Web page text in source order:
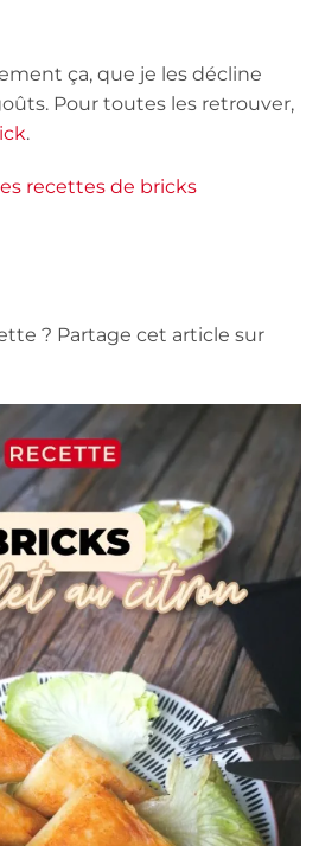
ça, que je les décline
Pour toutes les retrouver,
.
recettes de bricks
? Partage cet article sur